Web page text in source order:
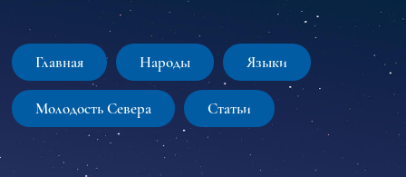
Главная Народы Языки
Молодость Севера Статьи